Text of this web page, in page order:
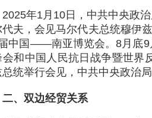
2025年1月10日，中共中央政
代夫，会见马尔代夫总统穆伊
中国——南亚博览会。8月底9
会和中国人民抗日战争暨世界
统举行会见，中共中央政治
二、双边经贸关系